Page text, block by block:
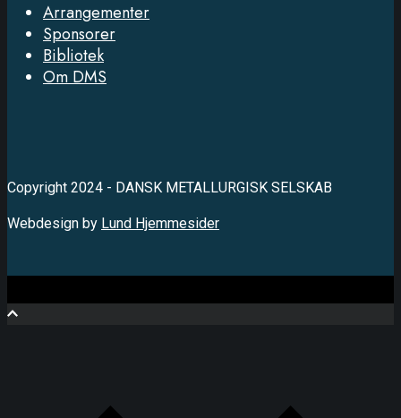
Arrangementer
Sponsorer
Bibliotek
Om DMS
Copyright 2024 - DANSK METALLURGISK SELSKAB
Webdesign by Lund Hjemmesider